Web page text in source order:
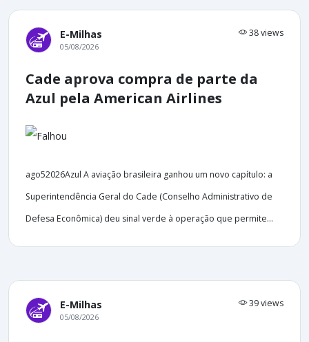
E-Milhas 38 views
05/08/2026
Cade aprova compra de parte da
Azul pela American Airlines
ago52026Azul A aviação brasileira ganhou um novo capítulo: a
Superintendência Geral do Cade (Conselho Administrativo de
Defesa Econômica) deu sinal verde à operação que permite...
E-Milhas 39 views
05/08/2026